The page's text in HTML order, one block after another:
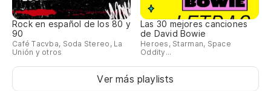
Rock en español de los 80 y
90
Café Tacvba, Soda Stereo, La
Unión y otros
Las 30 mejores canciones
de David Bowie
Heroes, Starman, Space
Oddity...
Ver más playlists